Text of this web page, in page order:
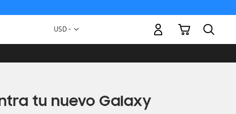
Moneda
USD -
Mi carrito